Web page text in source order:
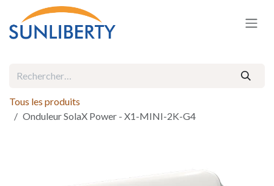
Se rendre au contenu
Tous les produits
Onduleur SolaX Power - X1-MINI-2K-G4